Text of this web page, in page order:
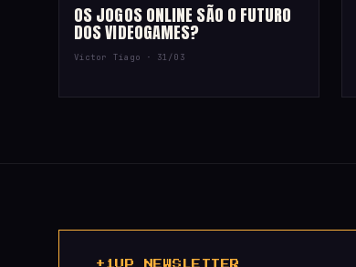
OS JOGOS ONLINE SÃO O FUTURO
DOS VIDEOGAMES?
Victor Tiago · 31/03
+1UP NEWSLETTER